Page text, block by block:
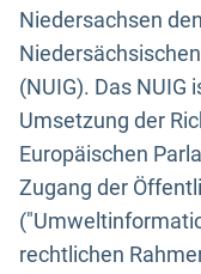
Niedersachsen
(NUIG). Das NUIG
Umsetzung der
Europäischen
Zugang der
rechtlichen